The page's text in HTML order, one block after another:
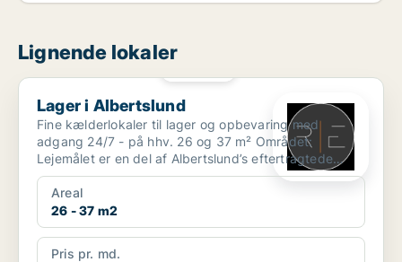
Lignende lokaler
Lager i Albertslund
Lager i Albertslund
Fine kælderlokaler til lager og opbevaring med
adgang 24/7 - på hhv. 26 og 37 m² Området:
Lejemålet er en del af Albertslund’s eftertragtede
erhvervskvar...
Areal
26 - 37 m2
Pris pr. md.